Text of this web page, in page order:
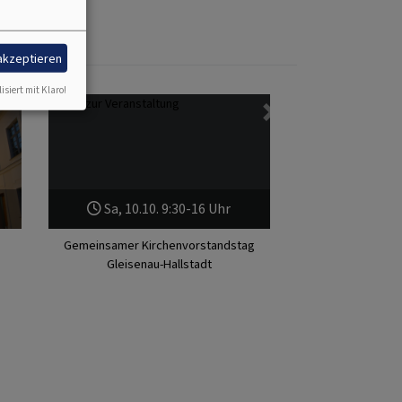
Sa, 10.10. 9:30-16 Uhr
Gemeinsamer Kirchenvorstandstag
Gleisenau-Hallstadt
mit Klaro!